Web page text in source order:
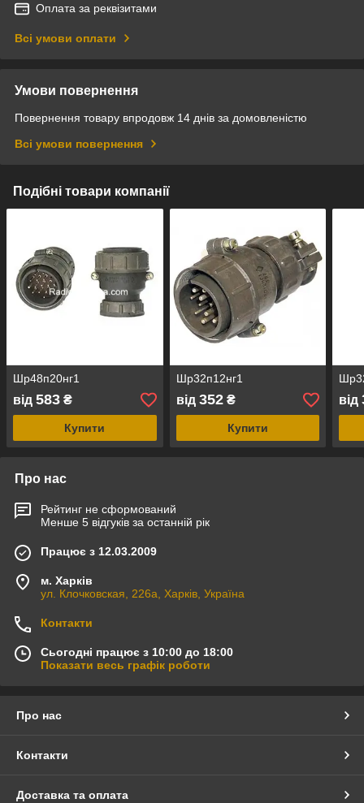
Оплата за реквізитами
Всі умови оплати
Умови повернення
Повернення товару впродовж 14 днів за домовленістю
Всі умови повернення
Подібні товари компанії
Шр48п20нг1
від 583 ₴
Купити
Шр32п12нг1
від 352₴
Купити
від
Про нас
Рейтинг не сформований
Менше 5 відгуків за останній рік
Працює з 12.03.2009
м. Харків
ул. Клочковская, 226а, Харків, Україна
Контакти
Сьогодні працює з 10:00 до 18:00
Показати весь графік роботи
Про нас
Контакти
Доставка та оплата